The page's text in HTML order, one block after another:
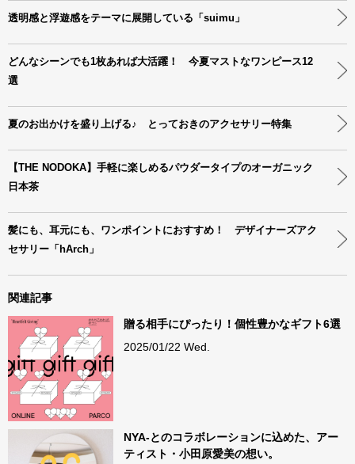
透明感と浮遊感をテーマに展開している「suimu」
どんなシーンでも1枚あれば大活躍！ 今夏マストなワンピース12
選
夏のお出かけを盛り上げる♪ とっておきのアクセサリー特集
【THE NODOKA】手軽に楽しめるパウダータイプのオーガニック
日本茶
髪にも、耳元にも、ワンポイントにおすすめ！ デザイナーズアク
セサリー「hArch」
関連記事
贈る相手にぴったり！個性豊かなギフト6選
2025/01/22 Wed.
NYA-とのコラボレーションに込めた、アー
ティスト・小田原愛美の想い。